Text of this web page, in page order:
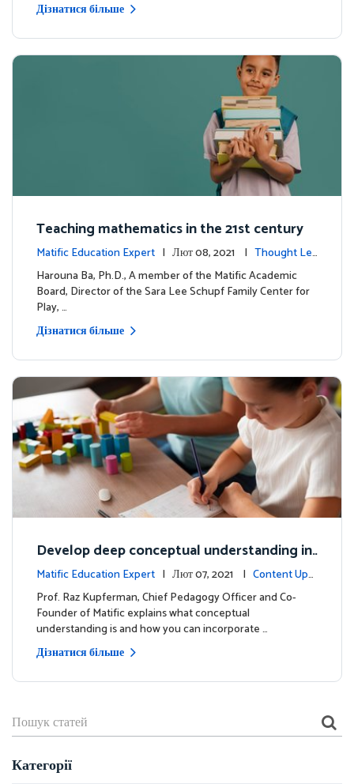
Дізнатися більше
Teaching mathematics in the 21st century
Matific Education Expert | Лют 08, 2021 | Thought Lea
dership
Harouna Ba, Ph.D., A member of the Matific Academic
Board, Director of the Sara Lee Schupf Family Center for
Play, …
Дізнатися більше
Develop deep conceptual understanding in
mathematics
Matific Education Expert | Лют 07, 2021 | Content Upd
ates
Prof. Raz Kupferman, Chief Pedagogy Officer and Co-
Founder of Matific explains what conceptual
understanding is and how you can incorporate …
Дізнатися більше
Категорії